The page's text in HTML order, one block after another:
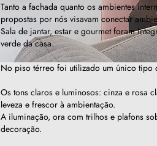
Tanto a fachada quanto os ambientes
propostas por nós visavam conectar
Sala de jantar, estar e gourmet foram
verde da casa.
No piso térreo foi utilizado um único tipo
Os tons claros e luminosos: cinza e rosa
leveza e frescor à ambientação.
A iluminação, ora com trilhos e plafons
decoração.